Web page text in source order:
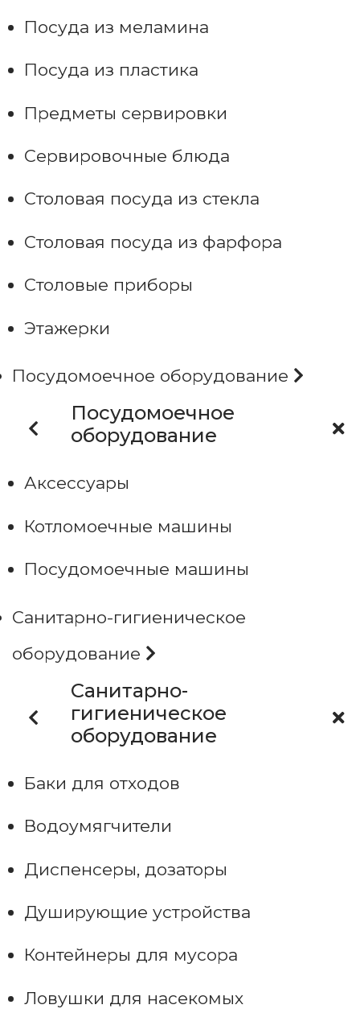
Посуда из меламина
Посуда из пластика
Предметы сервировки
Сервировочные блюда
Столовая посуда из стекла
Столовая посуда из фарфора
Столовые приборы
Этажерки
Посудомоечное оборудование
Посудомоечное
оборудование
Аксессуары
Котломоечные машины
Посудомоечные машины
Санитарно-гигиеническое
оборудование
Санитарно-
гигиеническое
оборудование
Баки для отходов
Водоумягчители
Диспенсеры, дозаторы
Душирующие устройства
Контейнеры для мусора
Ловушки для насекомых